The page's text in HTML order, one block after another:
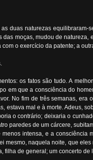
duas naturezas
moças, mudou de
o exercício da patente; a
os fatos são tudo. A
em que a consciência do
No fim de três semanas,
estava mal e à morte. Adeus,
o contrário; deixaria o
paredes de um cárcere,
intensa, e a
mesmo, naquela noite, que
filha de general; um concerto